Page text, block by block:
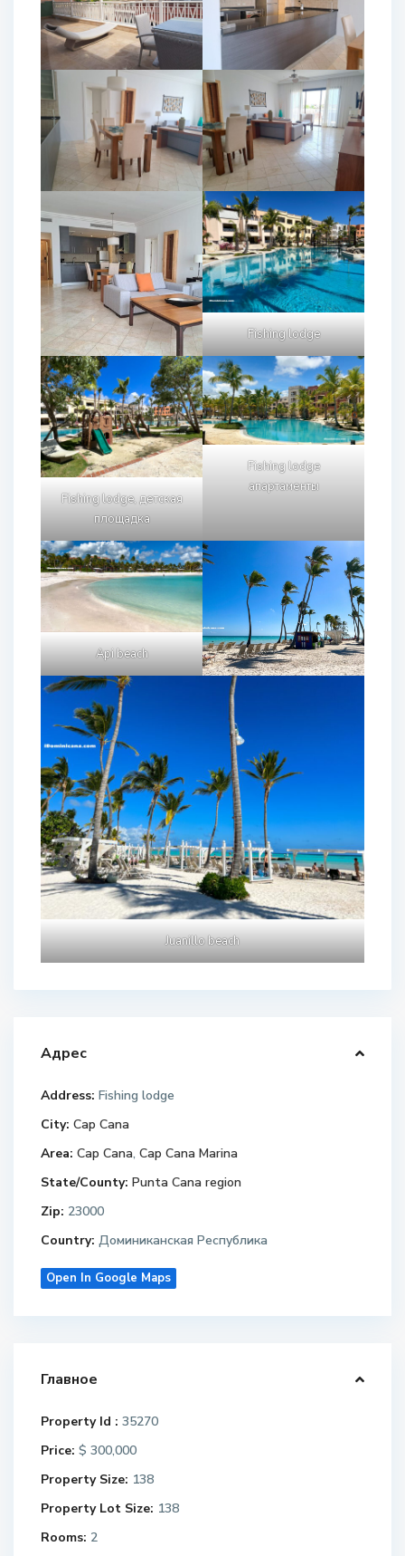
Fishing lodge
Fishing lodge, детская
площадка
Fishing lodge
апартаменты
Api beach
Juanillo beach
Адрес
Address: Fishing lodge
City: Cap Cana
Area: Cap Cana, Cap Cana Marina
State/County: Punta Cana region
Zip: 23000
Country: Доминиканская Республика
Open In Google Maps
Главное
Property Id : 35270
Price: $ 300,000
Property Size: 138
Property Lot Size: 138
Rooms: 2